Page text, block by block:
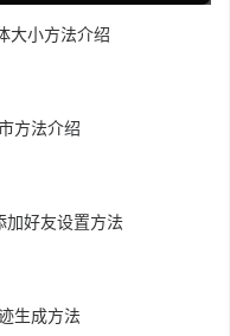
大小方法介绍
方法介绍
加好友设置方法
生成方法